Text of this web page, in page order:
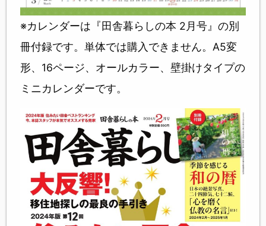
※カレンダーは『田舎暮らしの本 2月号』の別
冊付録です。単体では購入できません。A5変
形、16ページ、オールカラー、壁掛けタイプの
ミニカレンダーです。